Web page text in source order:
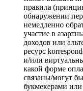
правила
обнаружении
немедленно
участие в
доходов или
ресурс
и/или
какой форме
связаны/могут
букмекерами